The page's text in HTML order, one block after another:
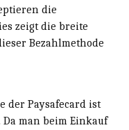
die
zeigt die breite
Bezahlmethode
der Paysafecard ist
man beim Einkauf